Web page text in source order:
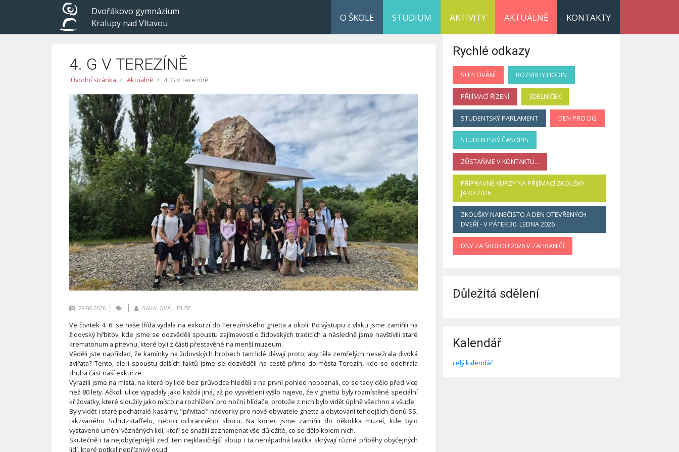
Dvořákovo gymnázium
Kralupy nad Vltavou
O ŠKOLE STUDIUM AKTIVITY AKTUÁLNĚ KONTAKTY
4. G V TEREZÍNĚ
Úvodní stránka Aktuálně 4. G v Terezíně
29.06.2026 SAKALOVÁ LIBUŠE
Ve čtvrtek 4. 6. se naše třída vydala na exkurzi do Terezínského ghetta a okolí. Po výstupu z vlaku jsme zamířili na
židovský hřbitov, kde jsme se dozvěděli spoustu zajímavostí o židovských tradicích a následně jsme navštívili staré
krematorium a pitevnu, které byli z části přestavěné na menší muzeum.
Věděli jste například, že kamínky na židovských hrobech tam lidé dávají proto, aby těla zemřelých nesežrala divoká
zvířata? Tento, ale i spoustu dalších faktů jsme se dozvěděli na cestě přímo do města Terezín, kde se odehrála
druhá část naší exkurze.
Vyrazili jsme na místa, na které by lidé bez průvodce hleděli a na první pohled nepoznali, co se tady dělo před více
než 80 lety. Ačkoli ulice vypadaly jako každá jiná, až po vysvětlení vyšlo najevo, že v ghettu byly rozmístěné speciální
křižovatky, které sloužily jako místo na rozhlížení pro noční hlídače, protože z nich bylo vidět úplně všechno a všude.
Byly vidět i staré pochátralé kasárny, "přivítací" nádvorky pro nové obyvatele ghetta a obytování tehdejších členů SS,
takzvaného Schutzstaffelu, neboli ochranného sboru. Na konec jsme zamířili do několika muzeí, kde bylo
vystaveno umění vězněných lidí, kteří se snažili zaznamenat vše důležité, co se dělo kolem nich.
Skutečně i ta nejobyčejnější zeď, ten nejklasičtější sloup i ta nenápadná lavička skrývají různé příběhy obyčejných
lidí, které potkal nepříznivý osud.
Rychlé odkazy
SUPLOVÁNÍ ROZVRHY HODIN
PŘIJÍMACÍ ŘÍZENÍ JÍDELNÍČEK
STUDENTSKÝ PARLAMENT DEN PRO DG
STUDENTSKÝ ČASOPIS
ZŮSTAŇME V KONTAKTU...
PŘÍPRAVNÉ KURZY NA PŘIJÍMACÍ ZKOUŠKY
JARO 2026
ZKOUŠKY NANEČISTO A DEN OTEVŘENÝCH
DVEŘÍ - V PÁTEK 30. LEDNA 2026
DNY ZA ŠKOLOU 2026 V ZAHRANIČÍ
Důležitá sdělení
Kalendář
celý kalendář